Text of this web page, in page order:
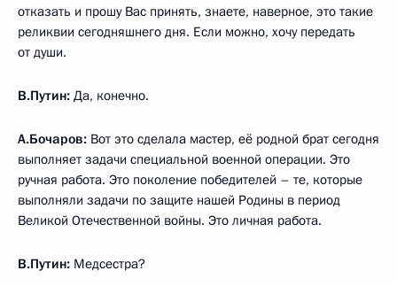
отказать и прошу Вас принять, знаете, наверное, это такие
реликвии сегодняшнего дня. Если можно, хочу передать
от души.
В.Путин: Да, конечно.
А.Бочаров: Вот это сделала мастер, её родной брат сегодня
выполняет задачи специальной военной операции. Это
ручная работа. Это поколение победителей – те, которые
выполняли задачи по защите нашей Родины в период
Великой Отечественной войны. Это личная работа.
В.Путин: Медсестра?